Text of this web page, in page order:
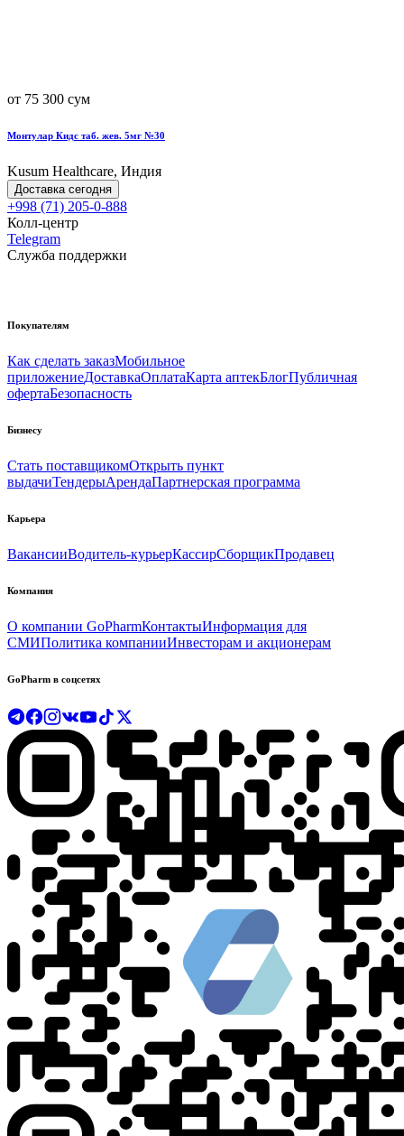
от 75 300 сум
Монтулар Кидс таб. жев. 5мг №30
Kusum Healthcare, Индия
Доставка сегодня
+998 (71) 205-0-888
Колл-центр
Telegram
Служба поддержки
Покупателям
Как сделать заказМобильное
приложениеДоставкаОплатаКарта аптекБлогПубличная
офертаБезопасность
Бизнесу
Стать поставщикомОткрыть пункт
выдачиТендерыАрендаПартнерская программа
Карьера
ВакансииВодитель-курьерКассирСборщикПродавец
Компания
О компании GoPharmКонтактыИнформация для
СМИПолитика компанииИнвесторам и акционерам
GoPharm в соцсетях